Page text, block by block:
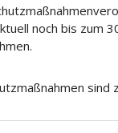
noch bis zum
sind